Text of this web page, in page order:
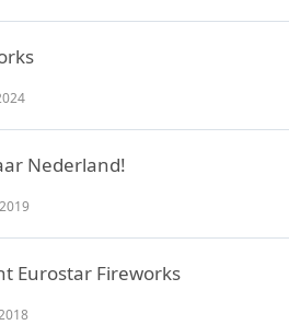
Nederland!
Eurostar Fireworks